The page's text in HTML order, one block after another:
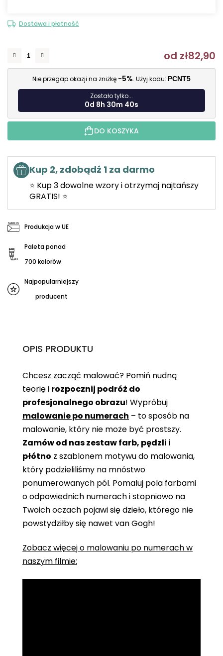
Dostawa i płatność
od zł82,90
Nie przegap okazji na zniżkę -5%. Użyj kodu: PCNT5
Zostało tylko...
0d 8h 30m 39s
DO KOSZYKA
Kup 2, zdobądź 1 za darmo
⭐ Kup 3 dowolne wzory i otrzymaj najtańszy
GRATIS! ⭐
Produkcja w UE
Paleta ponad
700 kolorów
Najpopularniejszy
producent
OPIS PRODUKTU
Chcesz zacząć malować? Pomiń nudną
teorię i rozpocznij podróż do
profesjonalnego obrazu! Wypróbuj
malowanie po numerach – to sposób na
malowanie, który nie może być prostszy.
Zamów od nas zestaw farb, pędzli i
płótno z szablonem motywu do malowania,
który podzieliliśmy na mnóstwo
ponumerowanych pól. Pomaluj pola farbami
o odpowiednich numerach i stopniowo na
Twoich oczach pojawi się dzieło, którego nie
powstydziłby się nawet van Gogh!
Zobacz więcej o malowaniu po numerach w
naszym filmie: